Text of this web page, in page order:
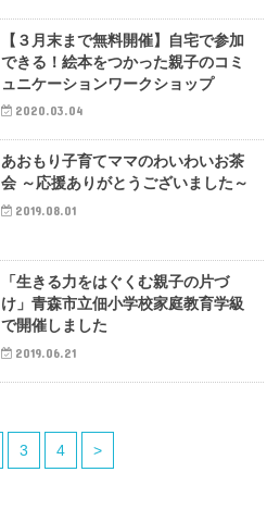
【３月末まで無料開催】自宅で参加
できる！絵本をつかった親子のコミ
ュニケーションワークショップ
2020.03.04
あおもり子育てママのわいわいお茶
会 ～応援ありがとうございました～
2019.08.01
「生きる力をはぐくむ親子の片づ
け」青森市立佃小学校家庭教育学級
で開催しました
2019.06.21
3 4 >